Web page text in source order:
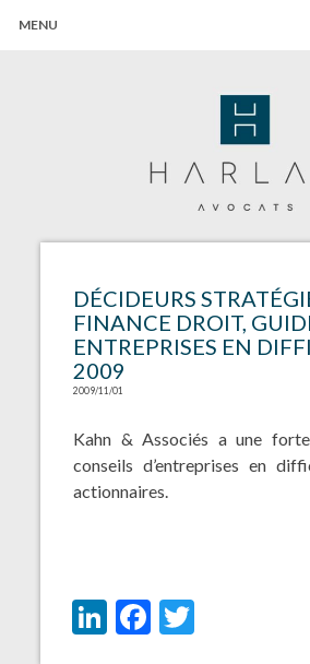
MENU
DÉCIDEURS
FINANCE DROIT,
ENTREPRISES EN
2009
2009/11/01
Kahn & Associés a une
conseils d’entreprises en
actionnaires.
LinkedIn
Facebook
Twitter